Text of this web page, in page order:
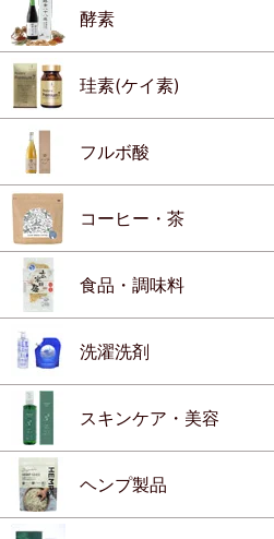
酵素
珪素(ケイ素)
フルボ酸
コーヒー・茶
食品・調味料
洗濯洗剤
スキンケア・美容
ヘンプ製品